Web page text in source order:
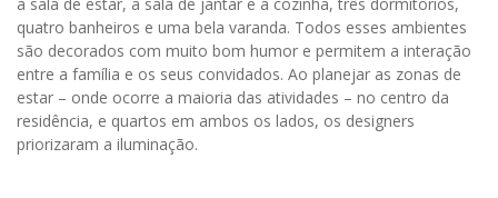
quatro banheiros e uma bela varanda. Todos esses ambientes
são decorados com muito bom humor e permitem a interação
entre a família e os seus convidados. Ao planejar as zonas de
estar – onde ocorre a maioria das atividades – no centro da
residência, e quartos em ambos os lados, os designers
priorizaram a iluminação.